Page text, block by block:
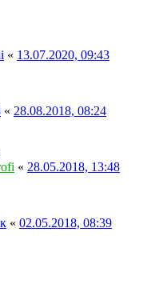
« 13.07.2020, 09:43
« 28.08.2018, 08:24
« 28.05.2018, 13:48
« 02.05.2018, 08:39